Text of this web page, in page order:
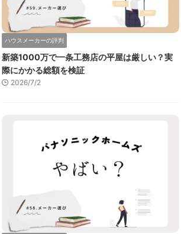
ハウスメーカーの評判
新築1000万で一条工務店の平屋は厳しい？実
際にかかる総額を検証
2026/7/2